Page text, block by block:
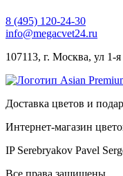
8 (495) 120-24-30
info@megacvet24.ru
107113, г. Москва, ул 1-
Доставка цветов и
Интернет-магазин
IP Serebryakov Pavel